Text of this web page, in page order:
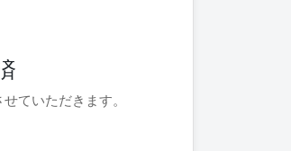
ていただきます。